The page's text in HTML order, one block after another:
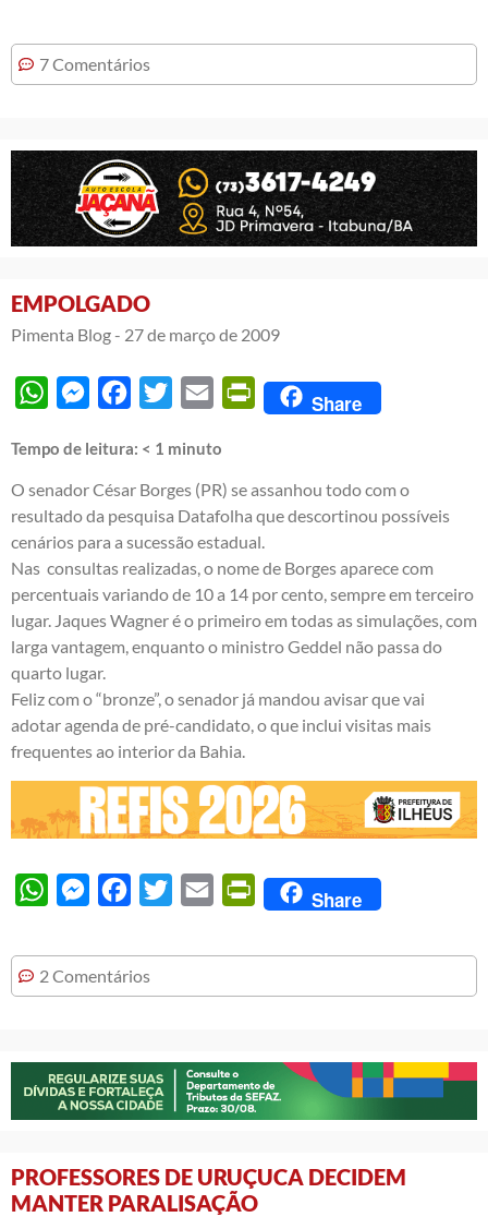
7 Comentários
EMPOLGADO
Pimenta Blog - 27 de março de 2009
WhatsAppMessengerFacebook
Twitter Email PrintFriendly
Share
Tempo de leitura: < 1 minuto
O senador César Borges (PR) se assanhou todo com o
resultado da pesquisa Datafolha que descortinou possíveis
cenários para a sucessão estadual.
Nas consultas realizadas, o nome de Borges aparece com
percentuais variando de 10 a 14 por cento, sempre em terceiro
lugar. Jaques Wagner é o primeiro em todas as simulações, com
larga vantagem, enquanto o ministro Geddel não passa do
quarto lugar.
Feliz com o “bronze”, o senador já mandou avisar que vai
adotar agenda de pré-candidato, o que inclui visitas mais
frequentes ao interior da Bahia.
WhatsAppMessengerFacebook
Twitter Email PrintFriendly
Share
2 Comentários
PROFESSORES DE URUÇUCA DECIDEM
MANTER PARALISAÇÃO